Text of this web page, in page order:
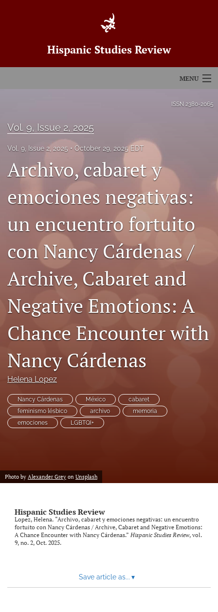
Hispanic Studies Review
MENU
About
Blog
Code of Ethics
search
RSS
feed
a
modal
a
link
feed)
ISSN 2380-2065
Vol. 9, Issue 2, 2025
Vol. 9, Issue 2, 2025 October 29, 2025 EDT
Archivo, cabaret y
emociones negativas:
un encuentro fortuito
con Nancy Cárdenas /
Archive, Cabaret and
Negative Emotions: A
Chance Encounter with
Nancy Cárdenas
Helena Lopez
Nancy Cárdenas México
cabaret
feminismo lésbico
archivo
memoria
emociones
LGBTQI+
Photo by Alexander Grey on Unsplash
Hispanic Studies Review
Lopez, Helena. “Archivo, cabaret y emociones negativas: un encuentro
fortuito con Nancy Cárdenas / Archive, Cabaret and Negative Emotions:
A Chance Encounter with Nancy Cárdenas.” Hispanic Studies Review, vol.
9, no. 2, Oct. 2025.
Save article as... ▾